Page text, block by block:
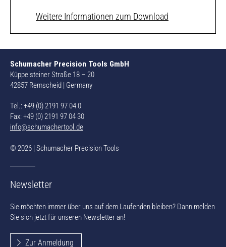
Weitere Informationen zum Download
Schumacher Precision Tools GmbH
Küppelsteiner Straße 18 – 20
42857 Remscheid | Germany
Tel.: +49 (0) 2191 97 04 0
Fax: +49 (0) 2191 97 04 30
info@schumachertool.de
© 2026 | Schumacher Precision Tools
Newsletter
Sie möchten immer über uns auf dem Laufenden bleiben? Dann melden
Sie sich jetzt für unseren Newsletter an!
Zur Anmeldung